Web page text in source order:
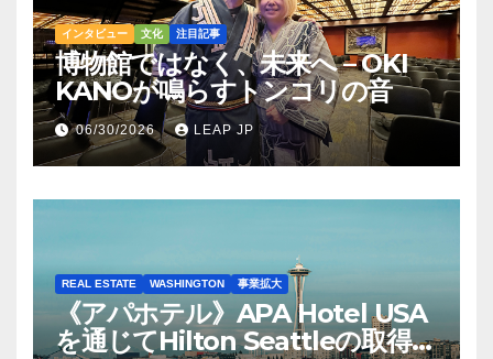
インタビュー 文化 注目記事
博物館ではなく、未来へ – OKI
KANOが鳴らすトンコリの音
06/30/2026 LEAP JP
REAL ESTATE WASHINGTON 事業拡大
《アパホテル》APA Hotel USA
を通じてHilton Seattleの取得を